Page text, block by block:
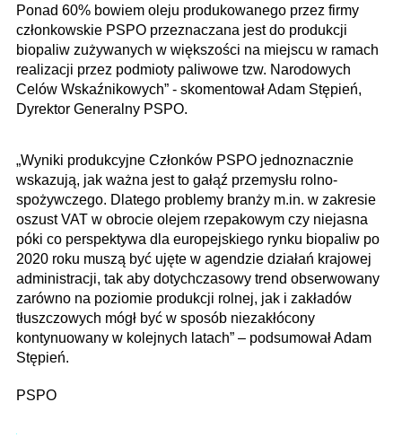
Ponad 60% bowiem oleju produkowanego przez firmy
członkowskie PSPO przeznaczana jest do produkcji
biopaliw zużywanych w większości na miejscu w ramach
realizacji przez podmioty paliwowe tzw. Narodowych
Celów Wskaźnikowych” - skomentował Adam Stępień,
Dyrektor Generalny PSPO.
„Wyniki produkcyjne Członków PSPO jednoznacznie
wskazują, jak ważna jest to gałąź przemysłu rolno-
spożywczego. Dlatego problemy branży m.in. w zakresie
oszust VAT w obrocie olejem rzepakowym czy niejasna
póki co perspektywa dla europejskiego rynku biopaliw po
2020 roku muszą być ujęte w agendzie działań krajowej
administracji, tak aby dotychczasowy trend obserwowany
zarówno na poziomie produkcji rolnej, jak i zakładów
tłuszczowych mógł być w sposób niezakłócony
kontynuowany w kolejnych latach” – podsumował Adam
Stępień.
PSPO